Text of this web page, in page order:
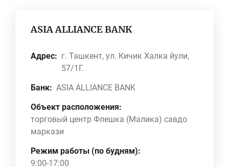
ASIA ALLIANCE BANK
Адрес: г. Ташкент, ул. Кичик Халка йули,
57/1Г.
Банк: ASIA ALLIANCE BANK
Объект расположения:
торговый центр Флешка (Малика) савдо
маркази
Режим работы (по будням):
9:00-17:00